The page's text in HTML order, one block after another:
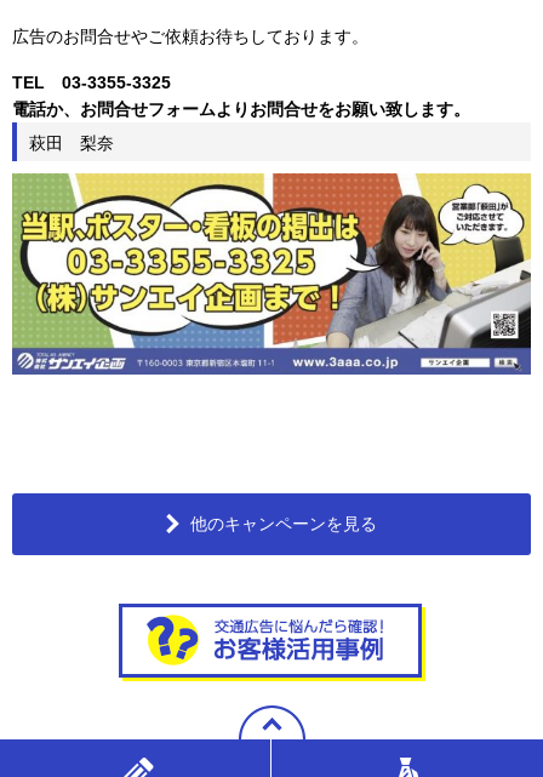
広告のお問合せやご依頼お待ちしております。
TEL 03-3355-3325
電話か、お問合せフォームよりお問合せをお願い致します。
萩田 梨奈
他のキャンペーンを見る